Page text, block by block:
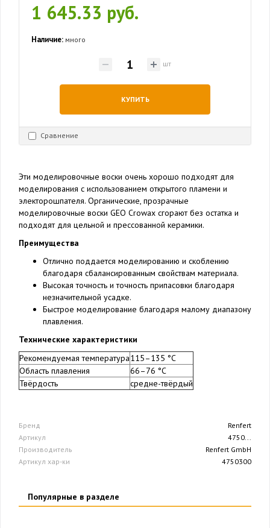
1 645.33 руб.
Наличие: много
шт
КУПИТЬ
Сравнение
Эти моделировочные воски очень хорошо подходят для
моделирования с использованием открытого пламени и
электорошпателя. Органические, прозрачные
моделировочные воски GEO Crowax сгорают без остатка и
подходят для цельной и прессованной керамики.
Преимущества
Отлично поддается моделированию и скоблению
благодаря сбалансированным свойствам материала.
Высокая точность и точность припасовки благодаря
незначительной усадке.
Быстрое моделирование благодаря малому диапазону
плавления.
Технические характеристики
Рекомендуемая температура115–135 °C
Область плавления
66–76 °C
Твёрдость
средне-твёрдый
Бренд
Renfert
Артикул
4750...
Производитель
Renfert GmbH
Артикул хар-ки
4750300
Популярные в разделе